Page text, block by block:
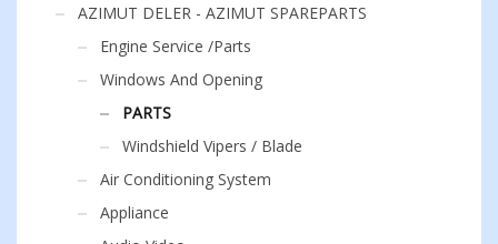
AZIMUT DELER - AZIMUT SPAREPARTS
Engine Service /Parts
Windows And Opening
PARTS
Windshield Vipers / Blade
Air Conditioning System
Appliance